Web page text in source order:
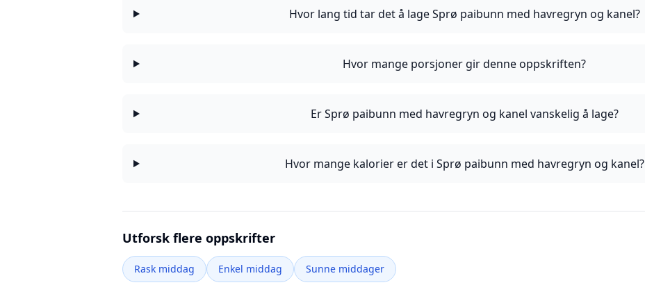
Hvor lang tid tar det å lage Sprø paibunn med havregryn og kanel?
Hvor mange porsjoner gir denne oppskriften?
Er Sprø paibunn med havregryn og kanel vanskelig å lage?
Hvor mange kalorier er det i Sprø paibunn med havregryn og kanel?
Utforsk flere oppskrifter
Rask middag Enkel middag Sunne middager